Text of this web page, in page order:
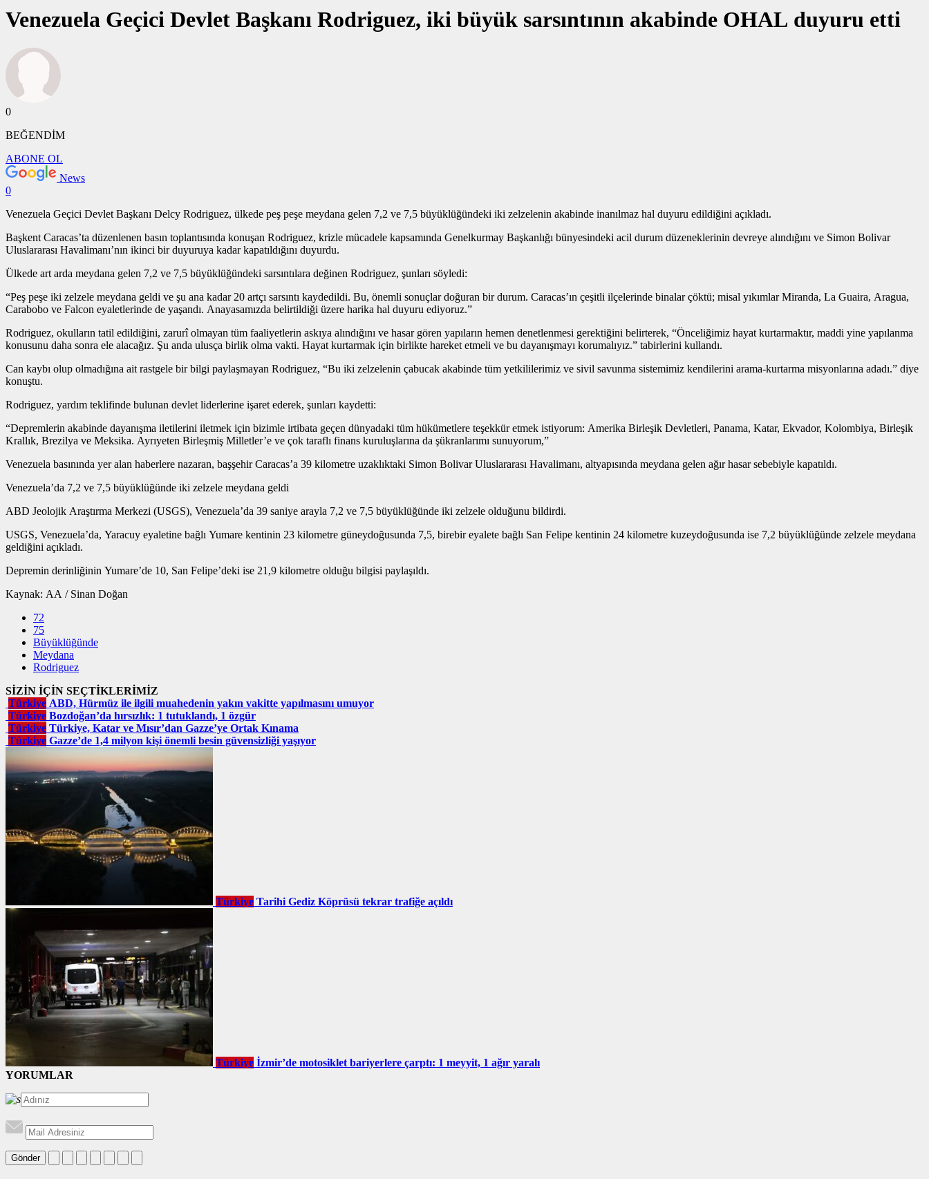
Venezuela Geçici Devlet Başkanı Rodriguez, iki büyük sarsıntının akabinde OHAL duyuru etti
0
BEĞENDİM
ABONE OL
News
0
Venezuela Geçici Devlet Başkanı Delcy Rodriguez, ülkede peş peşe meydana gelen 7,2 ve 7,5 büyüklüğündeki iki zelzelenin akabinde inanılmaz hal duyuru edildiğini açıkladı.
Başkent Caracas’ta düzenlenen basın toplantısında konuşan Rodriguez, krizle mücadele kapsamında Genelkurmay Başkanlığı bünyesindeki acil durum düzeneklerinin devreye alındığını ve Simon Bolivar
Uluslararası Havalimanı’nın ikinci bir duyuruya kadar kapatıldığını duyurdu.
Ülkede art arda meydana gelen 7,2 ve 7,5 büyüklüğündeki sarsıntılara değinen Rodriguez, şunları söyledi:
“Peş peşe iki zelzele meydana geldi ve şu ana kadar 20 artçı sarsıntı kaydedildi. Bu, önemli sonuçlar doğuran bir durum. Caracas’ın çeşitli ilçelerinde binalar çöktü; misal yıkımlar Miranda, La Guaira, Aragua,
Carabobo ve Falcon eyaletlerinde de yaşandı. Anayasamızda belirtildiği üzere harika hal duyuru ediyoruz.”
Rodriguez, okulların tatil edildiğini, zarurî olmayan tüm faaliyetlerin askıya alındığını ve hasar gören yapıların hemen denetlenmesi gerektiğini belirterek, “Önceliğimiz hayat kurtarmaktır, maddi yine yapılanma
konusunu daha sonra ele alacağız. Şu anda ulusça birlik olma vakti. Hayat kurtarmak için birlikte hareket etmeli ve bu dayanışmayı korumalıyız.” tabirlerini kullandı.
Can kaybı olup olmadığına ait rastgele bir bilgi paylaşmayan Rodriguez, “Bu iki zelzelenin çabucak akabinde tüm yetkililerimiz ve sivil savunma sistemimiz kendilerini arama-kurtarma misyonlarına adadı.” diye
konuştu.
Rodriguez, yardım teklifinde bulunan devlet liderlerine işaret ederek, şunları kaydetti:
“Depremlerin akabinde dayanışma iletilerini iletmek için bizimle irtibata geçen dünyadaki tüm hükümetlere teşekkür etmek istiyorum: Amerika Birleşik Devletleri, Panama, Katar, Ekvador, Kolombiya, Birleşik
Krallık, Brezilya ve Meksika. Ayrıyeten Birleşmiş Milletler’e ve çok taraflı finans kuruluşlarına da şükranlarımı sunuyorum,”
Venezuela basınında yer alan haberlere nazaran, başşehir Caracas’a 39 kilometre uzaklıktaki Simon Bolivar Uluslararası Havalimanı, altyapısında meydana gelen ağır hasar sebebiyle kapatıldı.
Venezuela’da 7,2 ve 7,5 büyüklüğünde iki zelzele meydana geldi
ABD Jeolojik Araştırma Merkezi (USGS), Venezuela’da 39 saniye arayla 7,2 ve 7,5 büyüklüğünde iki zelzele olduğunu bildirdi.
USGS, Venezuela’da, Yaracuy eyaletine bağlı Yumare kentinin 23 kilometre güneydoğusunda 7,5, birebir eyalete bağlı San Felipe kentinin 24 kilometre kuzeydoğusunda ise 7,2 büyüklüğünde zelzele meydana
geldiğini açıkladı.
Depremin derinliğinin Yumare’de 10, San Felipe’deki ise 21,9 kilometre olduğu bilgisi paylaşıldı.
Kaynak: AA / Sinan Doğan
72
75
Büyüklüğünde
Meydana
Rodriguez
SİZİN İÇİN SEÇTİKLERİMİZ
Türkiye ABD, Hürmüz ile ilgili muahedenin yakın vakitte yapılmasını umuyor
Türkiye Bozdoğan’da hırsızlık: 1 tutuklandı, 1 özgür
Türkiye Türkiye, Katar ve Mısır’dan Gazze’ye Ortak Kınama
Türkiye Gazze’de 1,4 milyon kişi önemli besin güvensizliği yaşıyor
Türkiye Tarihi Gediz Köprüsü tekrar trafiğe açıldı
Türkiye İzmir’de motosiklet bariyerlere çarptı: 1 meyyit, 1 ağır yaralı
YORUMLAR
Gönder